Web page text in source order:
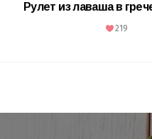
Рулет из лаваша в
219